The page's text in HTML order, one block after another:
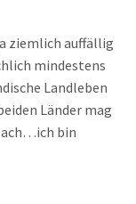
ziemlich auffällig
mindestens
Landleben
Länder mag
bin